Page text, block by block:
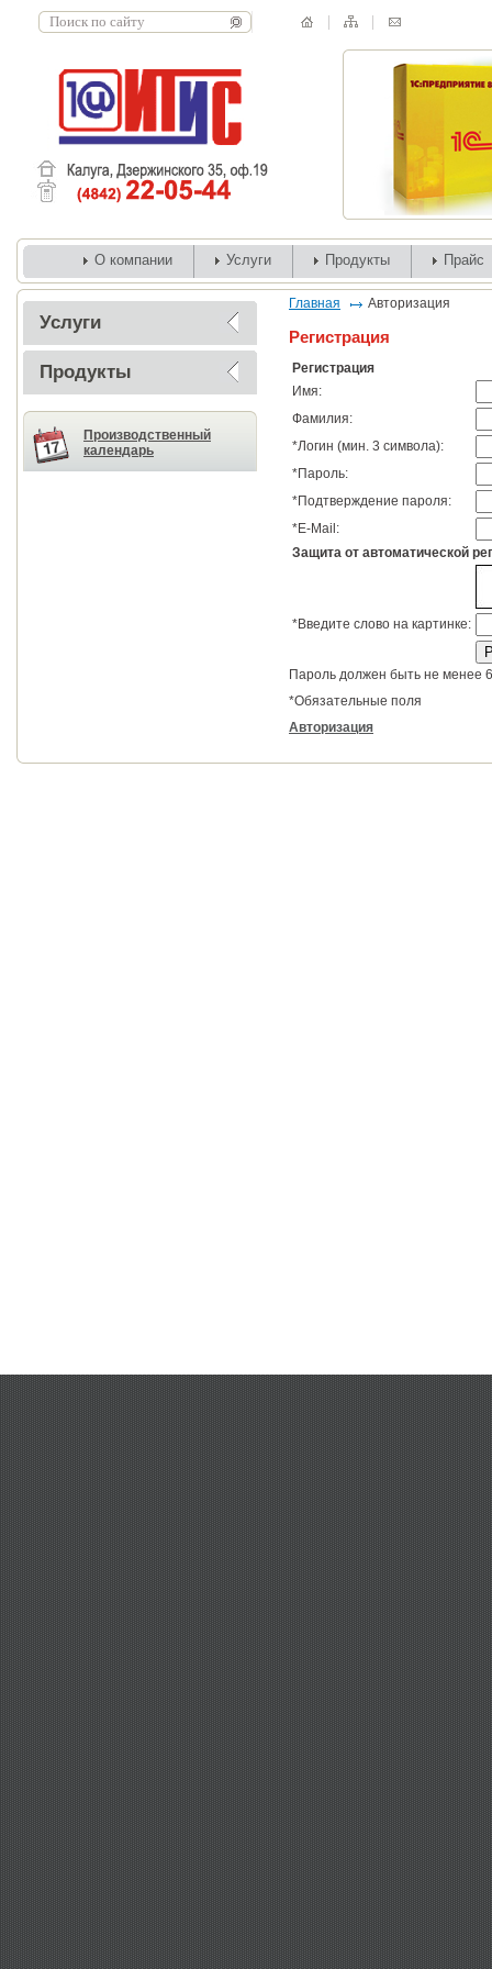
О компании Услуги Продукты Прайс
Услуги
Продукты
Производственный
календарь
Главная Авторизация
Регистрация
Регистрация
Имя:
Фамилия:
*Логин (мин. 3 символа):
*Пароль:
*Подтверждение пароля:
*E-Mail:
Защита от автоматической
*Введите слово на картинке:
Пароль должен быть не менее
*Обязательные поля
Авторизация